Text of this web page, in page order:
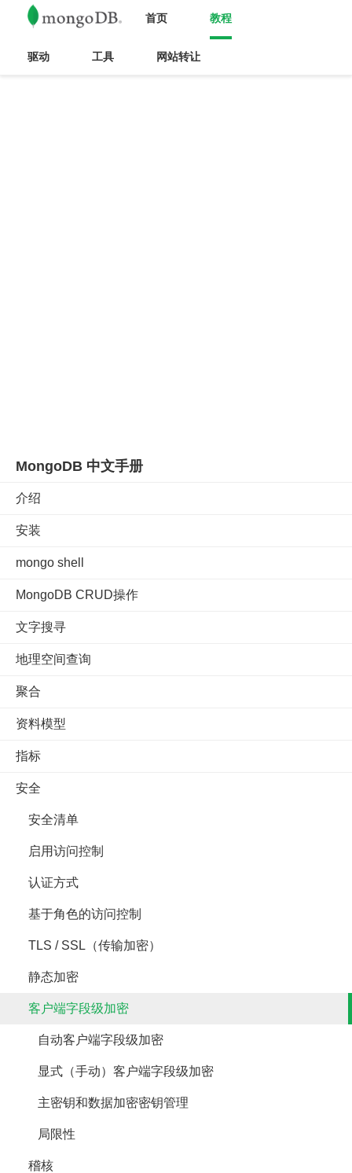
首页 教程
驱动 工具 网站转让
MongoDB 中文手册
介绍
安装
mongo shell
MongoDB CRUD操作
文字搜寻
地理空间查询
聚合
资料模型
指标
安全
安全清单
启用访问控制
认证方式
基于角色的访问控制
TLS / SSL（传输加密）
静态加密
客户端字段级加密
自动客户端字段级加密
显式（手动）客户端字段级加密
主密钥和数据加密密钥管理
局限性
稽核